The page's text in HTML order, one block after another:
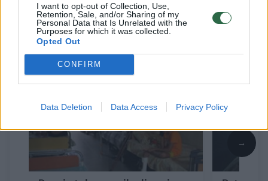
I want to opt-out of Collection, Use,
Retention, Sale, and/or Sharing of my
Personal Data that Is Unrelated with the
Purposes for which it was collected.
Opted Out
CONFIRM
Data Deletion Data Access Privacy Policy
Susiję straipsniai
→